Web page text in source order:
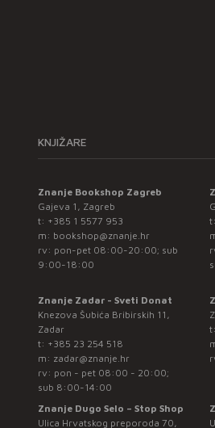
KNJIŽARE
Znanje Bookshop Zagreb
Gajeva 1, Zagreb
t: +385 1 5577 953
m: bookshop@znanje.hr
rv: pon-pet 08:00-20:00; sub
9:00-18:00
t:
Znanje Zadar - Sveti Donat
Knezova Šubića Bribirskih 11,
Zadar
t: +385 23 254 518
m: zadar@znanje.hr
rv: pon - pet 08:00 - 20:00;
sub 8:00-14:00
t:
Znanje Dugo Selo – Stop Shop
Ulica Hrvatskog preporoda 70,